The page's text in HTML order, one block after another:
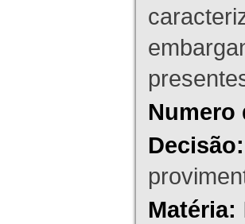
Numero
Decisão:
Matéria: